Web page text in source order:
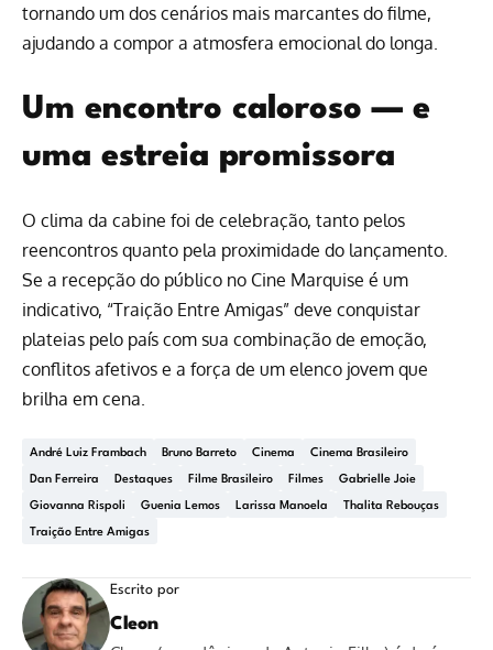
tornando um dos cenários mais marcantes do filme,
ajudando a compor a atmosfera emocional do longa.
Um encontro caloroso — e
uma estreia promissora
O clima da cabine foi de celebração, tanto pelos
reencontros quanto pela proximidade do lançamento.
Se a recepção do público no Cine Marquise é um
indicativo, “Traição Entre Amigas” deve conquistar
plateias pelo país com sua combinação de emoção,
conflitos afetivos e a força de um elenco jovem que
brilha em cena.
André Luiz Frambach Bruno Barreto Cinema Cinema Brasileiro
Dan Ferreira Destaques Filme Brasileiro Filmes Gabrielle Joie
Giovanna Rispoli Guenia Lemos Larissa Manoela Thalita Rebouças
Traição Entre Amigas
Escrito por
Cleon